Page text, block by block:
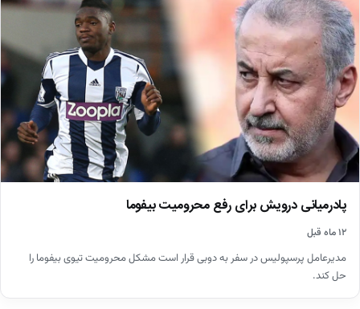
پادرمیانی درویش برای رفع محرومیت بیفوما
۱۲ ماه قبل
مدیرعامل پرسپولیس در سفر به دوبی قرار است مشکل محرومیت تیوی بیفوما را
حل کند.